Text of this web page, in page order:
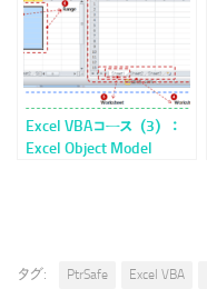
Excel VBAコース（3）：
Excel Object Model
タグ: PtrSafe Excel VBA